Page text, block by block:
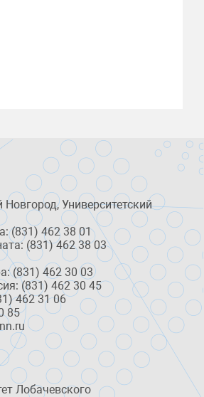
Университетский
(831) 462 38 01
(831) 462 38 03
(831) 462 30 03
(831) 462 30 45
462 31 06
85
Лобачевского